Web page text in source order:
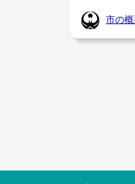
常陸太田市ホームペ
市の